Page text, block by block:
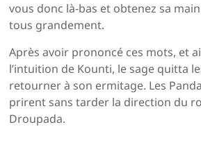
vous donc là-bas et obtenez sa
tous grandement.
Après avoir prononcé ces mots, et
l’intuition de Kounti, le sage quitta
retourner à son ermitage. Les
prirent sans tarder la direction du
Droupada.